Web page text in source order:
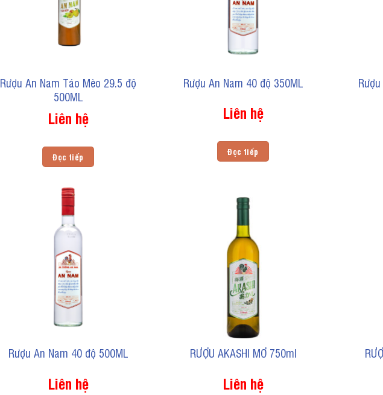
Rượu An Nam Táo Mèo 29.5 độ
500ML
Liên hệ
Đọc tiếp
Rượu An Nam 40 độ 350ML
Liên hệ
Đọc tiếp
Rượu An Nam 40 độ 500ML
Liên hệ
RƯỢU AKASHI MƠ 750ml
Liên hệ